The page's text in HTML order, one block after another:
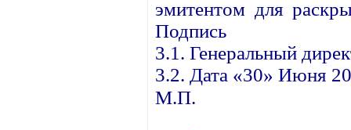
эмитентом для
Подпись
3.1. Генеральный
3.2. Дата «30» Июня
М.П.